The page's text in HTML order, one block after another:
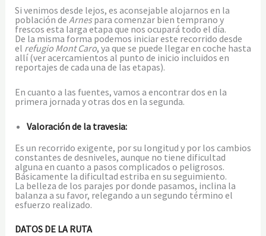
Si venimos desde lejos, es aconsejable alojarnos en la
población de Arnespara comenzar bien temprano y
frescos esta larga etapa que nos ocupará todo el día.
De la misma forma podemos iniciar este recorrido desde
el refugio Mont Caro, ya que se puede llegar en coche hasta
allí (ver acercamientos al punto de inicio incluidos en
reportajes de cada una de las etapas).
En cuanto a las fuentes, vamos a encontrar dos en la
primera jornada y otras dos en la segunda.
Valoración de la travesia:
Es un recorrido exigente, por su longitud y por los cambios
constantes de desniveles, aunque no tiene dificultad
alguna en cuanto a pasos complicados o peligrosos.
Básicamente la dificultad estriba en su seguimiento.
La belleza de los parajes por donde pasamos, inclina la
balanza a su favor, relegando a un segundo término el
esfuerzo realizado.
DATOS DE LA RUTA